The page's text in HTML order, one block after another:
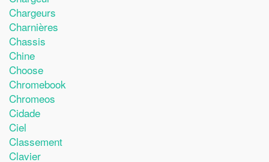
Chargeurs
Charnières
Chassis
Chine
Choose
Chromebook
Chromeos
Cidade
Ciel
Classement
Clavier